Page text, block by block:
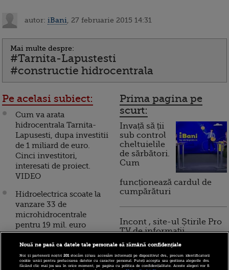
autor: iBani , 27 februarie 2015 14:31
Mai multe despre:
#Tarnita-Lapustesti
#constructie hidrocentrala
Pe acelasi subiect:
Cum va arata
hidrocentrala Tarnita-
Lapusesti, dupa investitii
de 1 miliard de euro.
Cinci investitori,
interesati de proiect.
VIDEO
Hidroelectrica scoate la
vanzare 33 de
microhidrocentrale
pentru 19 mil. euro
Proiectul de 1 mld. euro
al hidrocentralei Tarnita-
Lapustesti. A fost lansat
Prima pagina pe
scurt:
Invață să ții
sub control
cheltuielile
de sărbători.
Cum
funcționează cardul de
cumpărături
Incont , site-ul Știrile Pro
TV de informații
economice și educație
financiară, a devenit iBani
Nouă ne pasă ca datele tale personale să rămână confidențiale
Noi și partenerii noștri201stocăm și/sau accesăm informații pe dispozitivul dvs., precum identificatorii
cookie unici pentru prelucrarea datelor cu caracter personal. Puteți accepta sau gestiona alegerile dvs.
făcând clic mai jos sau în orice moment, pe pagina cu politica de confidențialitate. Aceste alegeri vor fi